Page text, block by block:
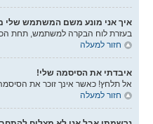
איך אני מונע משם המשתמש שלי
בעזרת לוח הבקרה למשתמש, תחת
חזור למעלה
איבדתי את הסיסמה שלי!
אל תלחץ! כאשר אינך זוכר את
חזור למעלה